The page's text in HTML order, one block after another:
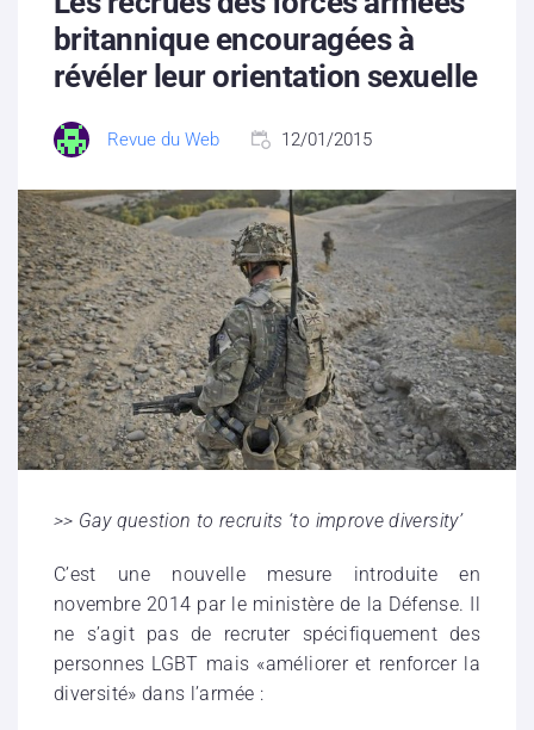
Partenaires
Contacts
Hébergement solidaire
britannique encouragées à
révéler leur orientation sexuelle
Revue du Web 12/01/2015
>> Gay question to recruits ‘to improve diversity’
C’est une nouvelle mesure introduite en
novembre 2014 par le ministère de la Défense. Il
ne s’agit pas de recruter spécifiquement des
personnes LGBT mais «améliorer et renforcer la
diversité» dans l’armée :